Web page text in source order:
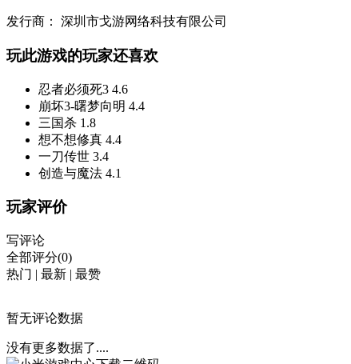
发行商： 深圳市戈游网络科技有限公司
玩此游戏的玩家还喜欢
忍者必须死3 4.6
崩坏3-曙梦向明 4.4
三国杀 1.8
想不想修真 4.4
一刀传世 3.4
创造与魔法 4.1
玩家评价
写评论
全部评分(0)
热门 | 最新 | 最赞
暂无评论数据
没有更多数据了....